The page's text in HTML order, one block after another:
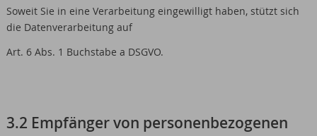
Soweit Sie in eine Verarbeitung eingewilligt haben, stützt sich
die Datenverarbeitung auf
Art. 6 Abs. 1 Buchstabe a DSGVO.
3.2 Empfänger von personenbezogenen